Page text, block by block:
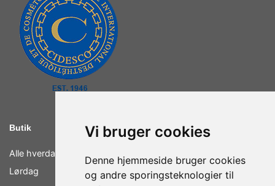
Vi bruger cookies
Denne hjemmeside bruger cookies
og andre sporingsteknologier til
Butik
Alle hverdage
Lørdag
10.00 - 14.00